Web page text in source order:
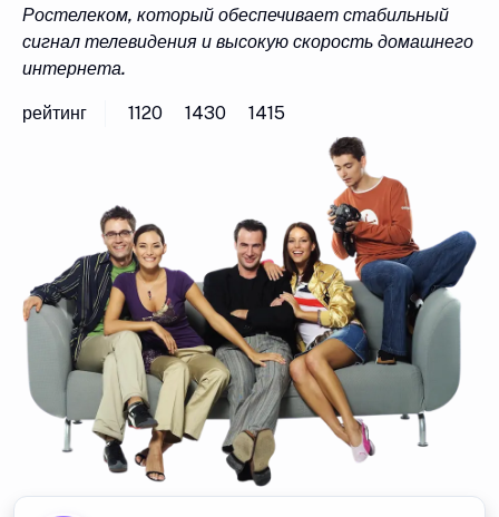
Ростелеком, который обеспечивает стабильный
сигнал телевидения и высокую скорость домашнего
интернета.
рейтинг 1120 1430 1415